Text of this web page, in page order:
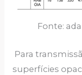
Fonte:
Para
superfícies